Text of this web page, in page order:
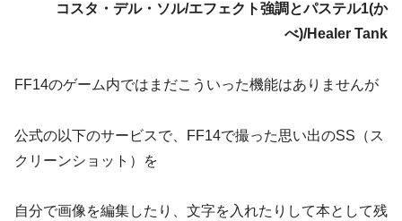
コスタ・デル・ソル/エフェクト強調とパステル1(か
べ)/Healer Tank
FF14のゲーム内ではまだこういった機能はありませんが
公式の以下のサービスで、FF14で撮った思い出のSS（ス
クリーンショット）を
自分で画像を編集したり、文字を入れたりして本として残